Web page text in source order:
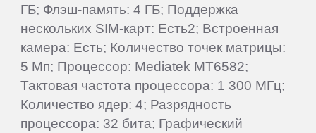
ГБ; Флэш-память: 4 ГБ; Поддержка
нескольких SIM-карт: Есть2; Встроенная
камера: Есть; Количество точек матрицы:
5 Мп; Процессор: Mediatek MT6582;
Тактовая частота процессора: 1 300 МГц;
Количество ядер: 4; Разрядность
процессора: 32 бита; Графический
Keener
Krez
Lark